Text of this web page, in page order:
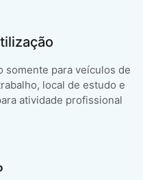
somente para veículos de
local de estudo e
atividade profissional